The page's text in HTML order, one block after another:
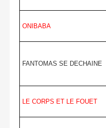
ONIBABA
FANTOMAS SE DECHAINE
LE CORPS ET LE FOUET